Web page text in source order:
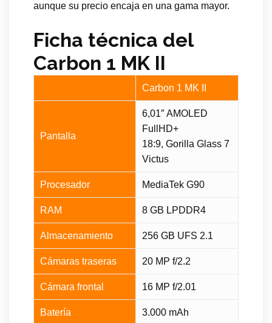
aunque su precio encaja en una gama mayor.
Ficha técnica del
Carbon 1 MK II
Carbon 1 MK II
Pantalla
6,01″ AMOLED
FullHD+
18:9, Gorilla Glass 7
Victus
Procesador MediaTek G90
RAM 8 GB LPDDR4
Almacenamiento 256 GB UFS 2.1
Cámaras traseras 20 MP f/2.2
Cámara frontal 16 MP f/2.01
Batería 3.000 mAh